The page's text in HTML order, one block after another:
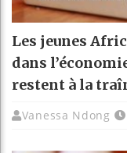
Les jeunes
dans
restent à la
Vanessa Ndong